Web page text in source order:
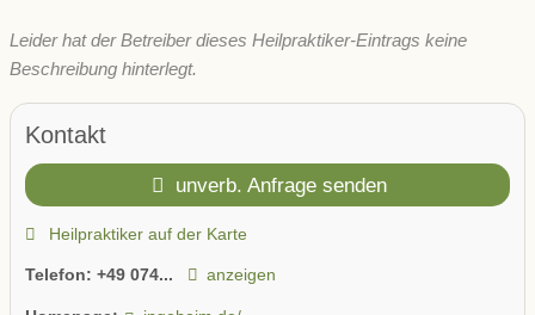
Leider hat der Betreiber dieses Heilpraktiker-Eintrags keine
Beschreibung hinterlegt.
Kontakt
unverb. Anfrage senden
Heilpraktiker auf der Karte
Telefon: +49 074... anzeigen